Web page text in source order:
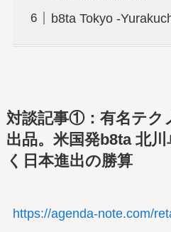
b8ta Tokyo -
対談記事①：有名テク
出品。米国発b8ta 北
く日本進出の勝算
https://agenda-note.com/